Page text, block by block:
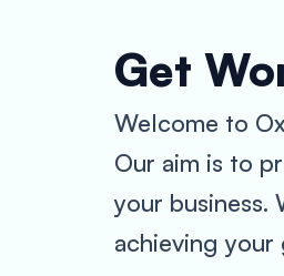
Get
Welcome to
Our aim is to
your business.
achieving your